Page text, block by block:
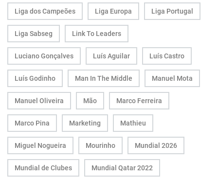
Liga dos Campeões Liga Europa Liga Portugal
Liga Sabseg Link To Leaders
Luciano Gonçalves Luís Aguilar Luís Castro
Luís Godinho Man In The Middle Manuel Mota
Manuel Oliveira Mão Marco Ferreira
Marco Pina Marketing Mathieu
Miguel Nogueira Mourinho Mundial 2026
Mundial de Clubes Mundial Qatar 2022